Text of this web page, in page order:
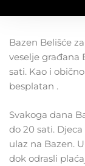
Bazen Belišće
veselje građana
sati. Kao i
besplatan .
Svakoga dana
do 20 sati.
ulaz na Bazen.
dok odrasli